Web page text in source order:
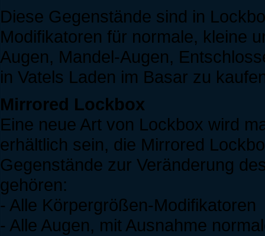
Diese Gegenstände sind in
Modifikatoren für normale, kleine
Augen, Mandel-Augen,
in Vatels Laden im Basar zu
Mirrored Lockbox
Eine neue Art von Lockbox wird
erhältlich sein, die Mirrored
Gegenstände zur Veränderung
gehören:
- Alle Körpergrößen-Modifikatoren
- Alle Augen, mit Ausnahme